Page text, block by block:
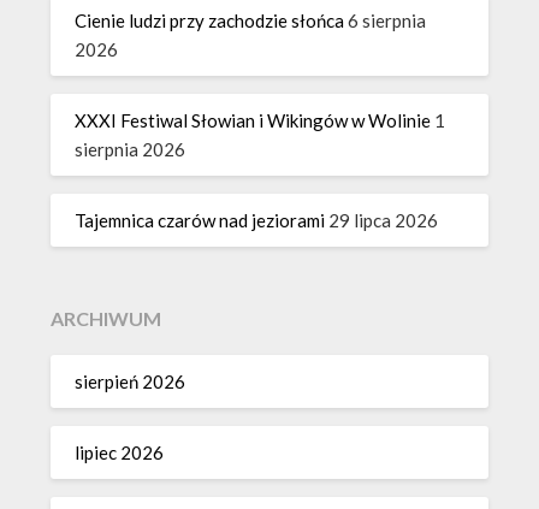
Cienie ludzi przy zachodzie słońca6 sierpnia
2026
XXXI Festiwal Słowian i Wikingów w Wolinie 1
sierpnia 2026
Tajemnica czarów nad jeziorami 29 lipca 2026
ARCHIWUM
sierpień 2026
lipiec 2026